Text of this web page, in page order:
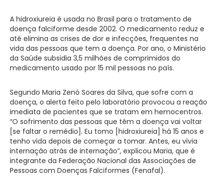
A hidroxiureia é usada no Brasil para o tratamento de
doença falciforme desde 2002. O medicamento reduz e
até elimina as crises de dor e infecções, frequentes na
vida das pessoas que tem a doença. Por ano, o Ministério
da Saúde subsidia 3,5 milhões de comprimidos do
medicamento usado por 15 mil pessoas no país.
Segundo Maria Zenó Soares da Silva, que sofre com a
doença, o alerta feito pelo laboratório provocou a reação
imediata de pacientes que se tratam em hemocentros.
“O sofrimento das pessoas que têm a doença vai voltar
[se faltar o remédio]. Eu tomo [hidroxiureia] há 15 anos e
tenho vida depois de começar a tomar. Antes, eu vivia
internação atrás de internação”, explicou Maria, que é
integrante da Federação Nacional das Associações de
Pessoas com Doenças Falciformes (Fenafal).